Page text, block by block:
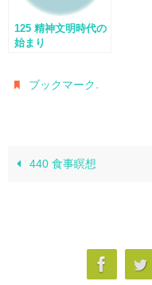
125 精神文明時代の
始まり
ブックマーク.
440 食事瞑想